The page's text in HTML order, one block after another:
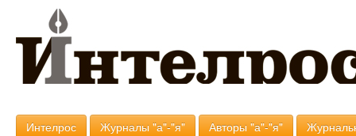
Интелрос Журналы "а"-"я" Авторы "а"-"я"